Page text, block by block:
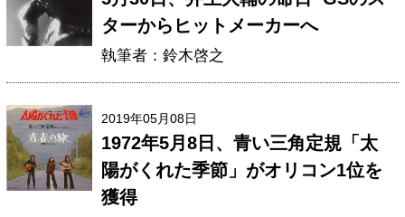
ターからヒットメーカーへ
執筆者：鈴木啓之
2019年05月08日
1972年5月8日、青い三角定規「太
陽がくれた季節」がオリコン1位を
獲得